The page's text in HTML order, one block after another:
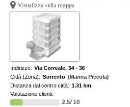
Visualizza sulla mappa
Indirizzo: Via Correale, 34 - 36
Città (Zona): Sorrento (Marina Piccola)
Distanza dal centro città: 1.31 km
Valutazione clienti:
2.5/ 10